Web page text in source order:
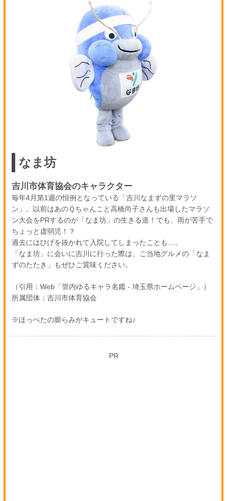
なま坊
吉川市体育協会のキャラクター
毎年4月第1週の恒例となっている「吉川なまずの里マラソ
ン」。以前はあのＱちゃんこと高橋尚子さんも出場したマラソ
ン大会をPRするのが「なま坊」の生きる道！でも、雨が苦手で
ちょっと虚弱児！？
過去にはひげを抜かれて入院してしまったことも…。
「なま坊」に会いに吉川に行った際は、ご当地グルメの「なま
ずのたたき」もぜひご賞味ください。
（引用：Web「管内ゆるキャラ名鑑 - 埼玉県ホームページ」）
所属団体：吉川市体育協会
※ほっぺたの膨らみがキュートですね♪
PR